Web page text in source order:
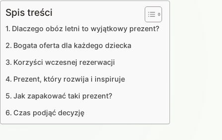
Spis treści
Dlaczego obóz letni to wyjątkowy prezent?
Bogata oferta dla każdego dziecka
Korzyści wczesnej rezerwacji
Prezent, który rozwija i inspiruje
Jak zapakować taki prezent?
Czas podjąć decyzję